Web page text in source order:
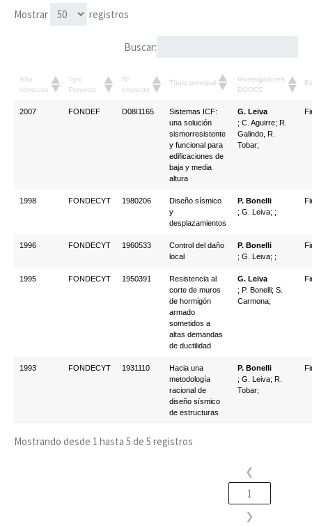
Mostrar
registros
Buscar:
Año
concurso
Tipo
Proyecto
N°
proyecto
Título principal
Investigadores
DOOCC
2007 FONDEF D08I1165
Sistemas ICF:
una solución
sismorresistente
y funcional para
edificaciones de
baja y media
altura
G. Leiva
; C. Aguirre; R.
Galindo, R.
Tobar;
1998 FONDECYT 1980206
Diseño sísmico
y
desplazamientos
P. Bonelli
; G. Leiva; ;
1996 FONDECYT 1960533
Control del daño
local
P. Bonelli
; G. Leiva; ;
1995 FONDECYT 1950391
Resistencia al
corte de muros
de hormigón
armado
sometidos a
altas demandas
de ductilidad
G. Leiva
; P. Bonelli; S.
Carmona;
1993 FONDECYT 1931110
Hacia una
metodología
racional de
diseño sísmico
de estructuras
P. Bonelli
; G. Leiva; R.
Tobar;
Mostrando desde 1 hasta 5 de 5 registros
❮
1
❯